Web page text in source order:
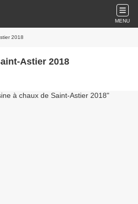
MENU
2018
Astier 2018